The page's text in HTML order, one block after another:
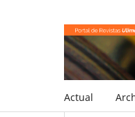
Actual